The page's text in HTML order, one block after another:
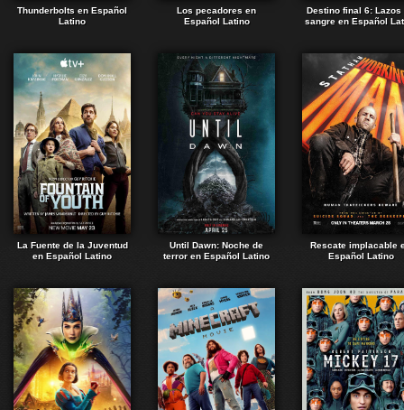
Thunderbolts en Español
Latino
Los pecadores en
Español Latino
Destino final 6: Lazos
sangre en Español
La Fuente de la Juventud
en Español Latino
Until Dawn: Noche de
terror en Español Latino
Rescate implacable
Español Latino